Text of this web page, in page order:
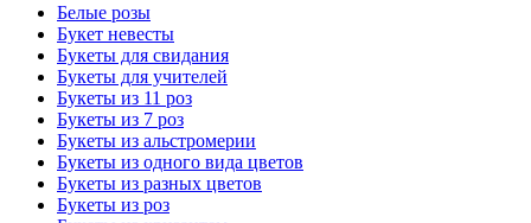
Белые розы
Букет невесты
Букеты для свидания
Букеты для учителей
Букеты из 11 роз
Букеты из 7 роз
Букеты из альстромерии
Букеты из одного вида цветов
Букеты из разных цветов
Букеты из роз